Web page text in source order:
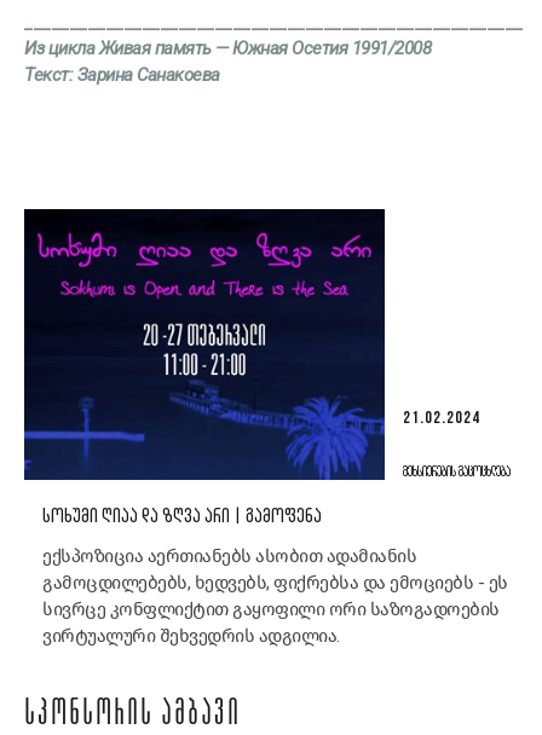
Из цикла Живая память — Южная Осетия 1991/2008
Текст: Зарина Санакоева
21.02.2024
ᲛᲔᲮᲡᲘᲔᲠᲔᲑᲘᲡ ᲒᲐᲪᲝᲪᲮᲚᲔᲑᲐ
ᲡᲝᲮᲣᲛᲘ ᲦᲘᲐᲐ ᲓᲐ ᲖᲦᲕᲐ ᲐᲠᲘ | ᲒᲐᲛᲝᲤᲔᲜᲐ
ექსპოზიცია აერთიანებს ასობით ადამიანის
გამოცდილებებს, ხედვებს, ფიქრებსა და ემოციებს - ეს
სივრცე კონფლიქტით გაყოფილი ორი საზოგადოების
ვირტუალური შეხვედრის ადგილია.
ᲡᲞᲝᲜᲡᲝᲠᲘᲡ ᲐᲛᲑᲐᲕᲘ